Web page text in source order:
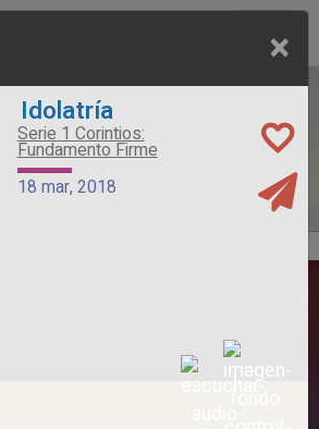
×
Idolatría
Serie 1 Corintios:
Fundamento Firme
18 mar, 2018